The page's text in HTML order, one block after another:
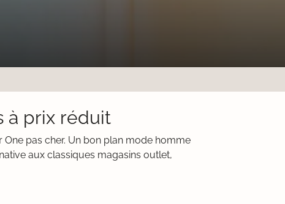
à prix réduit
pas cher. Un bon plan mode homme
aux classiques magasins outlet,